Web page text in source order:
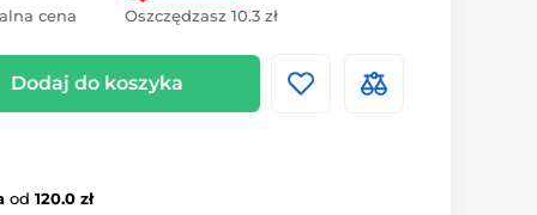
cena Oszczędzasz 10.3 zł
Dodaj do koszyka
od 120.0 zł